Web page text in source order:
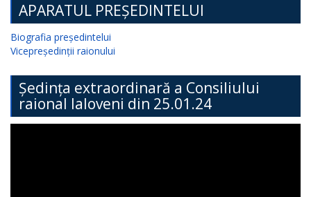
APARATUL PREȘEDINTELUI
Biografia președintelui
Vicepreședinții raionului
Ședința extraordinară a Consiliului
raional Ialoveni din 25.01.24